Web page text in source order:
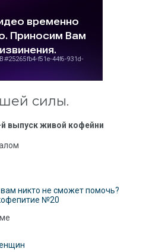
силы.
выпуск живой кофейни
никто не сможет помочь?
№20